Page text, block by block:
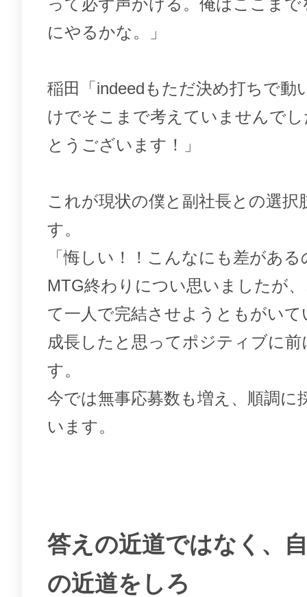
って必ず声かける。俺はここま
にやるかな。」
稲田「indeedもただ決め打ちで動
けでそこまで考えていませんで
とうございます！」
これが現状の僕と副社長との選択
す。
「悔しい！！こんなにも差がある
MTG終わりについ思いましたが
て一人で完結させようともがい
成長したと思ってポジティブに前
す。
今では無事応募数も増え、順調に
います。
答えの近道ではなく、
の近道をしろ